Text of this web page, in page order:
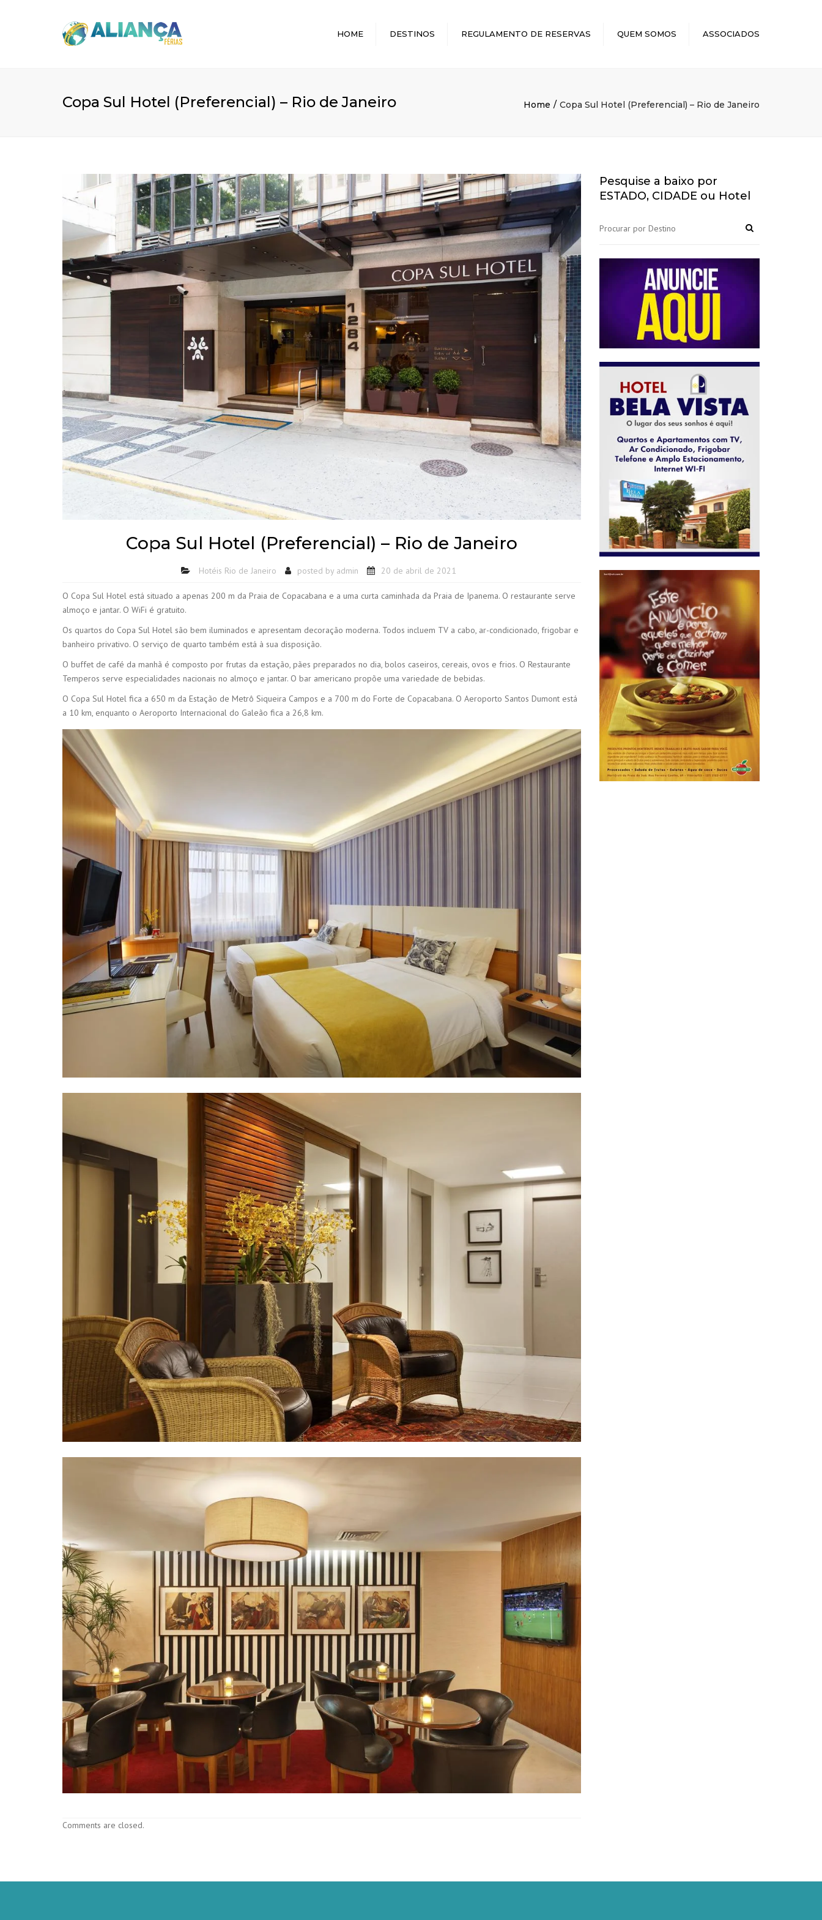
HOME DESTINOS REGULAMENTO DE RESERVAS QUEM SOMOS ASSOCIADOS
Copa Sul Hotel (Preferencial) – Rio de Janeiro Home Copa Sul Hotel (Preferencial) – Rio de Janeiro
Copa Sul Hotel (Preferencial) – Rio de Janeiro
Hotéis Rio de Janeiro posted by admin 20 de abril de 2021
O Copa Sul Hotel está situado a apenas 200 m da Praia de Copacabana e a uma curta caminhada da Praia de Ipanema. O restaurante serve
almoço e jantar. O WiFi é gratuito.
Os quartos do Copa Sul Hotel são bem iluminados e apresentam decoração moderna. Todos incluem TV a cabo, ar-condicionado, frigobar e
banheiro privativo. O serviço de quarto também está à sua disposição.
O buffet de café da manhã é composto por frutas da estação, pães preparados no dia, bolos caseiros, cereais, ovos e frios. O Restaurante
Temperos serve especialidades nacionais no almoço e jantar. O bar americano propõe uma variedade de bebidas.
O Copa Sul Hotel fica a 650 m da Estação de Metrô Siqueira Campos e a 700 m do Forte de Copacabana. O Aeroporto Santos Dumont está
a 10 km, enquanto o Aeroporto Internacional do Galeão fica a 26,8 km.
Comments are closed.
Pesquise a baixo por
ESTADO, CIDADE ou Hotel